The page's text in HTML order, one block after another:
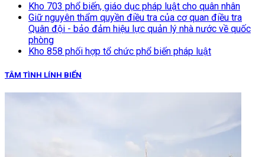
Kho 703 phổ biến, giáo dục pháp luật cho quân nhân
Giữ nguyên thẩm quyền điều tra của cơ quan điều tra
Quân đội - bảo đảm hiệu lực quản lý nhà nước về quốc
phòng
Kho 858 phối hợp tổ chức phổ biến pháp luật
TÂM TÌNH LÍNH BIỂN